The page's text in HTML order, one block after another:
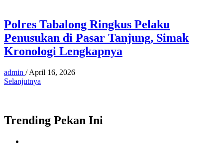
Polres Tabalong Ringkus Pelaku
Penusukan di Pasar Tanjung, Simak
Kronologi Lengkapnya
admin / April 16, 2026
Selanjutnya
Trending Pekan Ini